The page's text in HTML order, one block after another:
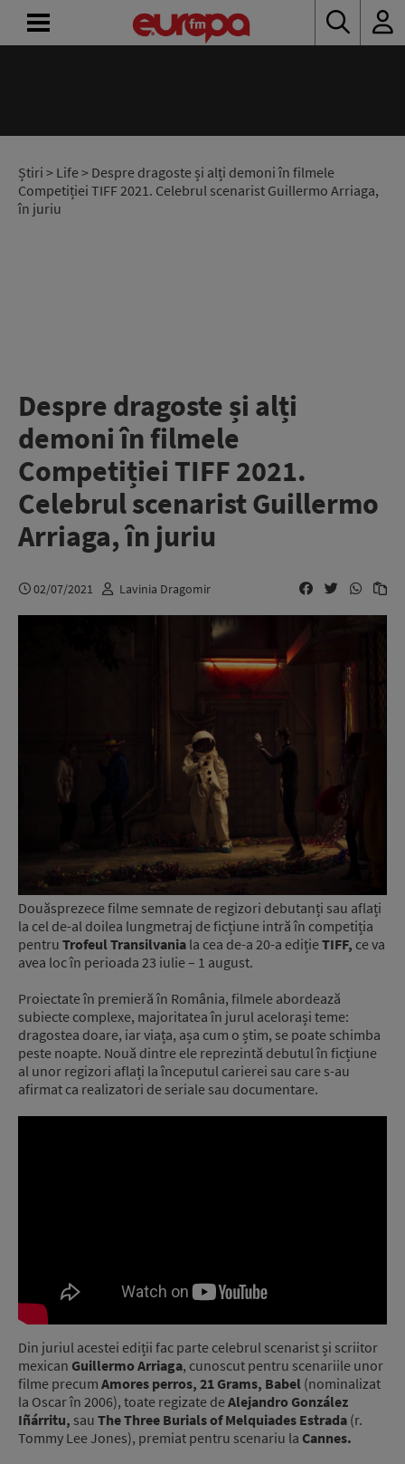
Știri > Life> Despre dragoste și alți demoni în filmele
Competiției TIFF 2021. Celebrul scenarist Guillermo Arriaga,
în juriu
Despre dragoste și alți
demoni în filmele
Competiției TIFF 2021.
Celebrul scenarist Guillermo
Arriaga, în juriu
02/07/2021 Lavinia Dragomir
Douăsprezece filme semnate de regizori debutanți sau aflați
la cel de-al doilea lungmetraj de ficțiune intră în competiția
pentru Trofeul Transilvania la cea de-a 20-a edițieTIFF, ce va
avea loc în perioada 23 iulie – 1 august.
Proiectate în premieră în România, filmele abordează
subiecte complexe, majoritatea în jurul acelorași teme:
dragostea doare, iar viața, așa cum o știm, se poate schimba
peste noapte. Nouă dintre ele reprezintă debutul în ficțiune
al unor regizori aflați la începutul carierei sau care s-au
afirmat ca realizatori de seriale sau documentare.
Din juriul acestei ediții fac parte celebrul scenarist și scriitor
mexican Guillermo Arriaga, cunoscut pentru scenariile unor
filme precum Amores perros, 21 Grams, Babel (nominalizat
la Oscar în 2006), toate regizate deAlejandro González
Iñárritu, sau The Three Burials of Melquiades Estrada (r.
Tommy Lee Jones), premiat pentru scenariu la Cannes.
RADIO
CONCURSURI